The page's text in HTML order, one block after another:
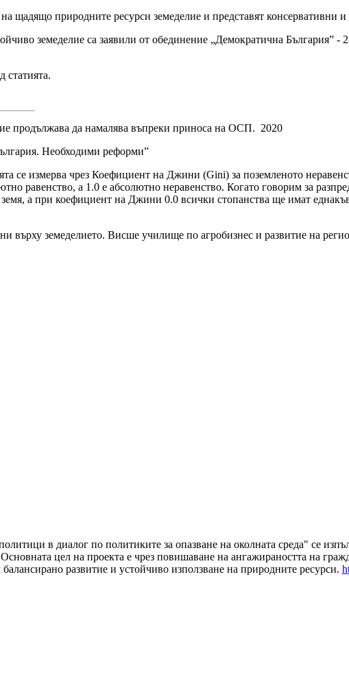
щадящо природните ресурси земеделие и представят консервативни
земеделие са заявили от обединение „Демократична България” -
статията.
продължава да намалява въпреки приноса на ОСП. 2020
Необходими реформи”
се измерва чрез Коефициент на Джини (Gini) за поземленото
равенство, а 1.0 е абсолютно неравенство. Когато говорим за
а при коефициент на Джини 0.0 всички стопанства ще имат
върху земеделието. Висше училище по агробизнес и развитие на
в диалог по политиките за опазване на околната среда" се
цел на проекта е чрез повишаване на ангажираността на
развитие и устойчиво използване на природните ресурси.